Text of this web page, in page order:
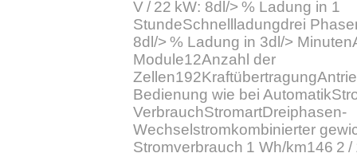
V / 22 kW: 8dl/> % Ladung in 1
StundeSchnellladungdrei
8dl/> % Ladung in 3dl/>
Module12Anzahl der
Bedienung wie bei
VerbrauchStromartDreiphasen-
Wechselstromkombinierter
Stromverbrauch 1 Wh/km146 2